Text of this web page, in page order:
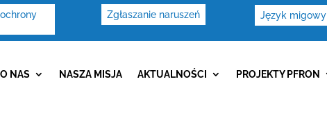
Zgłaszanie naruszeń Język migowy
O NAS NASZA MISJA AKTUALNOŚCI PROJEKTY PFRON